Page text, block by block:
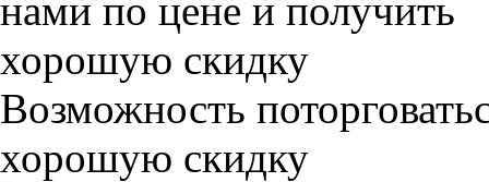
Возможность
хорошую скидку